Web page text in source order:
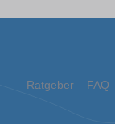
Ratgeber FAQ